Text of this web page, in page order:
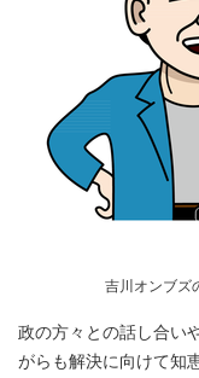
吉川オンブズの
政の方々との話し合い
がらも解決に向けて知